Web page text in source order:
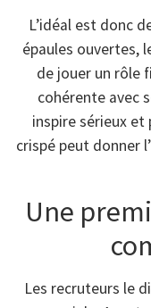
L’idéal est donc
épaules ouvertes,
de jouer un rôle
cohérente avec
inspire sérieux et
crispé peut donner
Une
Les recruteurs le